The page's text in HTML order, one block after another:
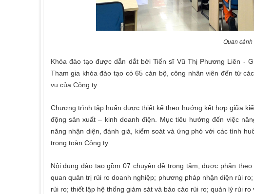
Quan
Khóa đào tạo được dẫn dắt bởi Tiến sĩ Vũ Thị Phương Liên -
Tham gia khóa đào tạo có 65 cán bộ, công nhân viên đến từ
vụ của Công ty.
Chương trình tập huấn được thiết kế theo hướng kết hợp giữa
động sản xuất – kinh doanh điện. Mục tiêu hướng đến việc
năng nhận diện, đánh giá, kiểm soát và ứng phó với các tình
trong toàn Công ty.
Nội dung đào tạo gồm 07 chuyên đề trọng tâm, được phân
quan quản trị rủi ro doanh nghiệp; phương pháp nhận diện rủi
rủi ro; thiết lập hệ thống giám sát và báo cáo rủi ro; quản lý rủi